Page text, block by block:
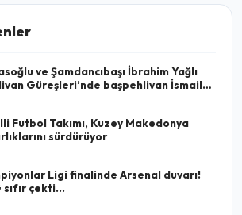
ve Şamdancıbaşı İbrahim Yağlı
Güreşleri’nde başpehlivan İsmail
Futbol Takımı, Kuzey Makedonya
sürdürüyor
Ligi finalinde Arsenal duvarı!
sıfır çekti...